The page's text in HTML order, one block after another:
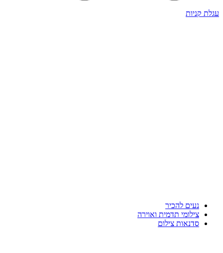
עגלת קניות
נעים להכיר
צילומי תדמית ואוירה
סדנאות צילום